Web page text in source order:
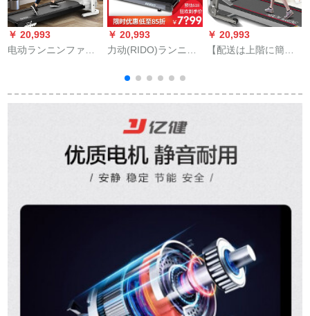
￥ 20,993
电动ランニンファミ
たたたたみの女性ダ
￥ 20,993
力动(RIDO)ランニン
ックスジェット机器
企业フルートリング
￥ 20,993
【配送は上階に簡単
スラスラスラスラス
グググググググググ
グググググググググ
グググググググググ
グググググググググ
グググググググググ
グググググググググ
グググググググググ
グググググググググ